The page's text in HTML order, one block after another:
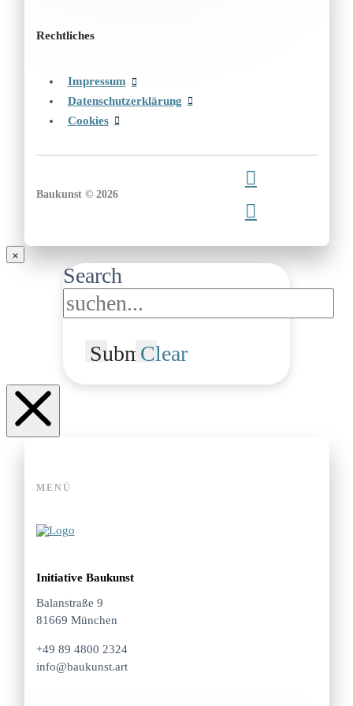
Rechtliches
Impressum
Datenschutzerklärung
Cookies
Baukunst © 2026
Search
SubmitClear
MENÜ
Initiative Baukunst
Balanstraße 9
81669 München
+49 89 4800 2324
info@baukunst.art